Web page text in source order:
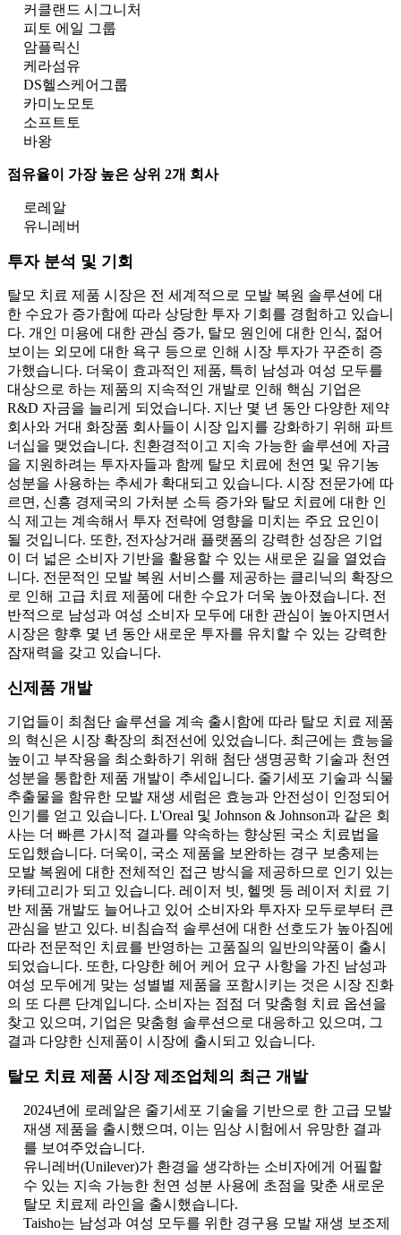
커클랜드 시그니처
피토 에일 그룹
암플릭신
케라섬유
DS헬스케어그룹
카미노모토
소프트토
바왕
점유율이 가장 높은 상위 2개 회사
로레알
유니레버
투자 분석 및 기회
탈모 치료 제품 시장은 전 세계적으로 모발 복원 솔루션에 대
한 수요가 증가함에 따라 상당한 투자 기회를 경험하고 있습니
다. 개인 미용에 대한 관심 증가, 탈모 원인에 대한 인식, 젊어
보이는 외모에 대한 욕구 등으로 인해 시장 투자가 꾸준히 증
가했습니다. 더욱이 효과적인 제품, 특히 남성과 여성 모두를
대상으로 하는 제품의 지속적인 개발로 인해 핵심 기업은
R&D 자금을 늘리게 되었습니다. 지난 몇 년 동안 다양한 제약
회사와 거대 화장품 회사들이 시장 입지를 강화하기 위해 파트
너십을 맺었습니다. 친환경적이고 지속 가능한 솔루션에 자금
을 지원하려는 투자자들과 함께 탈모 치료에 천연 및 유기농
성분을 사용하는 추세가 확대되고 있습니다. 시장 전문가에 따
르면, 신흥 경제국의 가처분 소득 증가와 탈모 치료에 대한 인
식 제고는 계속해서 투자 전략에 영향을 미치는 주요 요인이
될 것입니다. 또한, 전자상거래 플랫폼의 강력한 성장은 기업
이 더 넓은 소비자 기반을 활용할 수 있는 새로운 길을 열었습
니다. 전문적인 모발 복원 서비스를 제공하는 클리닉의 확장으
로 인해 고급 치료 제품에 대한 수요가 더욱 높아졌습니다. 전
반적으로 남성과 여성 소비자 모두에 대한 관심이 높아지면서
시장은 향후 몇 년 동안 새로운 투자를 유치할 수 있는 강력한
잠재력을 갖고 있습니다.
신제품 개발
기업들이 최첨단 솔루션을 계속 출시함에 따라 탈모 치료 제품
의 혁신은 시장 확장의 최전선에 있었습니다. 최근에는 효능을
높이고 부작용을 최소화하기 위해 첨단 생명공학 기술과 천연
성분을 통합한 제품 개발이 추세입니다. 줄기세포 기술과 식물
추출물을 함유한 모발 재생 세럼은 효능과 안전성이 인정되어
인기를 얻고 있습니다. L'Oreal 및 Johnson & Johnson과 같은 회
사는 더 빠른 가시적 결과를 약속하는 향상된 국소 치료법을
도입했습니다. 더욱이, 국소 제품을 보완하는 경구 보충제는
모발 복원에 대한 전체적인 접근 방식을 제공하므로 인기 있는
카테고리가 되고 있습니다. 레이저 빗, 헬멧 등 레이저 치료 기
반 제품 개발도 늘어나고 있어 소비자와 투자자 모두로부터 큰
관심을 받고 있다. 비침습적 솔루션에 대한 선호도가 높아짐에
따라 전문적인 치료를 반영하는 고품질의 일반의약품이 출시
되었습니다. 또한, 다양한 헤어 케어 요구 사항을 가진 남성과
여성 모두에게 맞는 성별별 제품을 포함시키는 것은 시장 진화
의 또 다른 단계입니다. 소비자는 점점 더 맞춤형 치료 옵션을
찾고 있으며, 기업은 맞춤형 솔루션으로 대응하고 있으며, 그
결과 다양한 신제품이 시장에 출시되고 있습니다.
탈모 치료 제품 시장 제조업체의 최근 개발
2024년에 로레알은 줄기세포 기술을 기반으로 한 고급 모발
재생 제품을 출시했으며, 이는 임상 시험에서 유망한 결과
를 보여주었습니다.
유니레버(Unilever)가 환경을 생각하는 소비자에게 어필할
수 있는 지속 가능한 천연 성분 사용에 초점을 맞춘 새로운
탈모 치료제 라인을 출시했습니다.
Taisho는 남성과 여성 모두를 위한 경구용 모발 재생 보조제